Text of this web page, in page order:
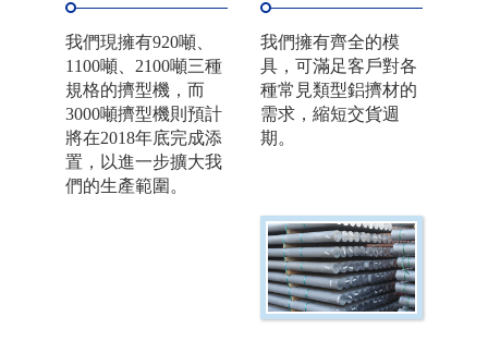
我們現擁有920噸、
1100噸、2100噸三種
規格的擠型機，而
3000噸擠型機則預計
將在2018年底完成添
置，以進一步擴大我
們的生產範圍。
我們擁有齊全的模
具，可滿足客戶對各
種常見類型鋁擠材的
需求，縮短交貨週
期。